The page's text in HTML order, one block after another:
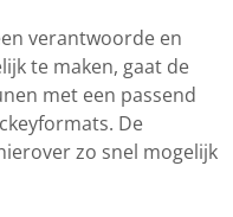
verantwoorde en
te maken, gaat de
met een passend
De
zo snel mogelijk